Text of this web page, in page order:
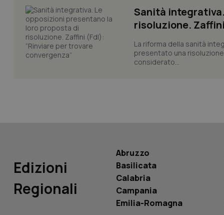
Sanità
risoluzione.
La riforma della sanità
presentato una
considerato...
Edizioni
Regionali
Abruzzo
Basilicata
Calabria
Campania
Emilia-Romagna
Nome
Nome
VISITOR_INFO1_LIVE
tracking-sites-